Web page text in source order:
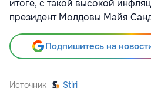
итоге, с такой высокой
президент Молдовы Майя
Подпишитесь на
Источник Stiri